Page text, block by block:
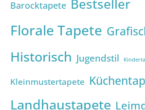
Barocktapete Bestseller
Florale Tapete
Historisch Jugendstil
Kleinmustertapete
Landhaustapete